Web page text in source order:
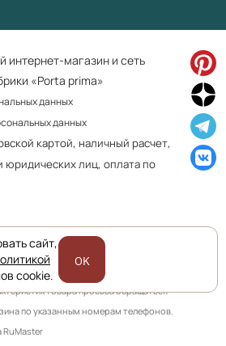
магазин и сеть
«Porta prima»
данных
данных
картой, наличный расчет,
юридических лиц, оплата по
не является публичной офертой
характер.
товара просьба обращаться
по указанным номерам телефонов.
RuMaster
сайт,
cookie.
OK